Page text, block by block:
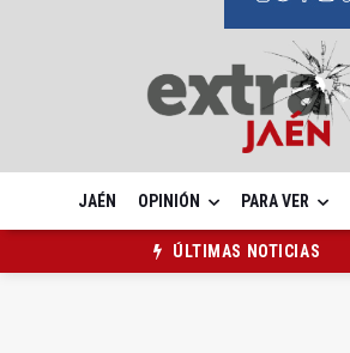
JAÉN OPINIÓN PARA VER
ÚLTIMAS NOTICIAS